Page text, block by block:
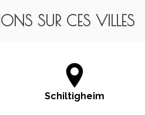
SUR CES VILLES
Schiltigheim